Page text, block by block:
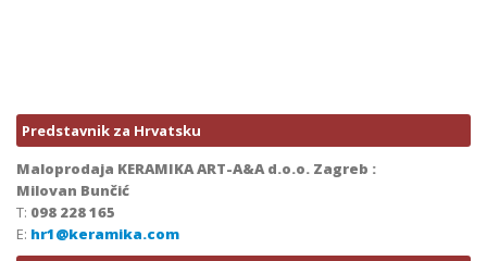
Predstavnik za Hrvatsku
Maloprodaja KERAMIKA ART-A&A d.o.o. Zagreb :
Milovan Bunčić
T: 098 228 165
E: hr1@keramika.com